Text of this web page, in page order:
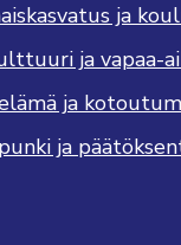
ja
ja vapaa-
ja
ja